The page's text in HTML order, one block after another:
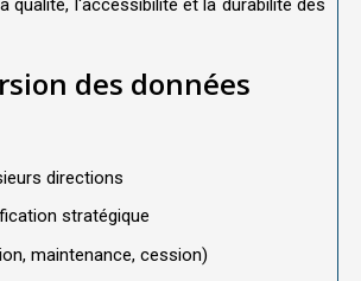
des données
directions
stratégique
maintenance, cession)